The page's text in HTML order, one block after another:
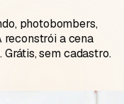
photobombers,
reconstrói a cena
sem cadastro.